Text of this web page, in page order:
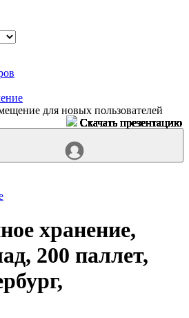
для новых пользователей
хранение,
200 паллет,
Скачать презентацию
Скачать презентацию
Скачать презентацию
Скачать презентацию
Скачать презентацию
Скачать презентацию
Скачать презентацию
Скачать презентацию
Скачать презентацию
Скачать презентацию
Скачать презентацию
Скачать презентацию
Скачать презентацию
Скачать презентацию
Скачать презентацию
Скачать презентацию
Скачать презентацию
Скачать презентацию
Скачать презентацию
Скачать презентацию
Скачать презентацию
Скачать презентацию
Скачать презентацию
Скачать презентацию
Скачать презентацию
Скачать презентацию
Скачать презентацию
Скачать презентацию
Скачать презентацию
Скачать презентацию